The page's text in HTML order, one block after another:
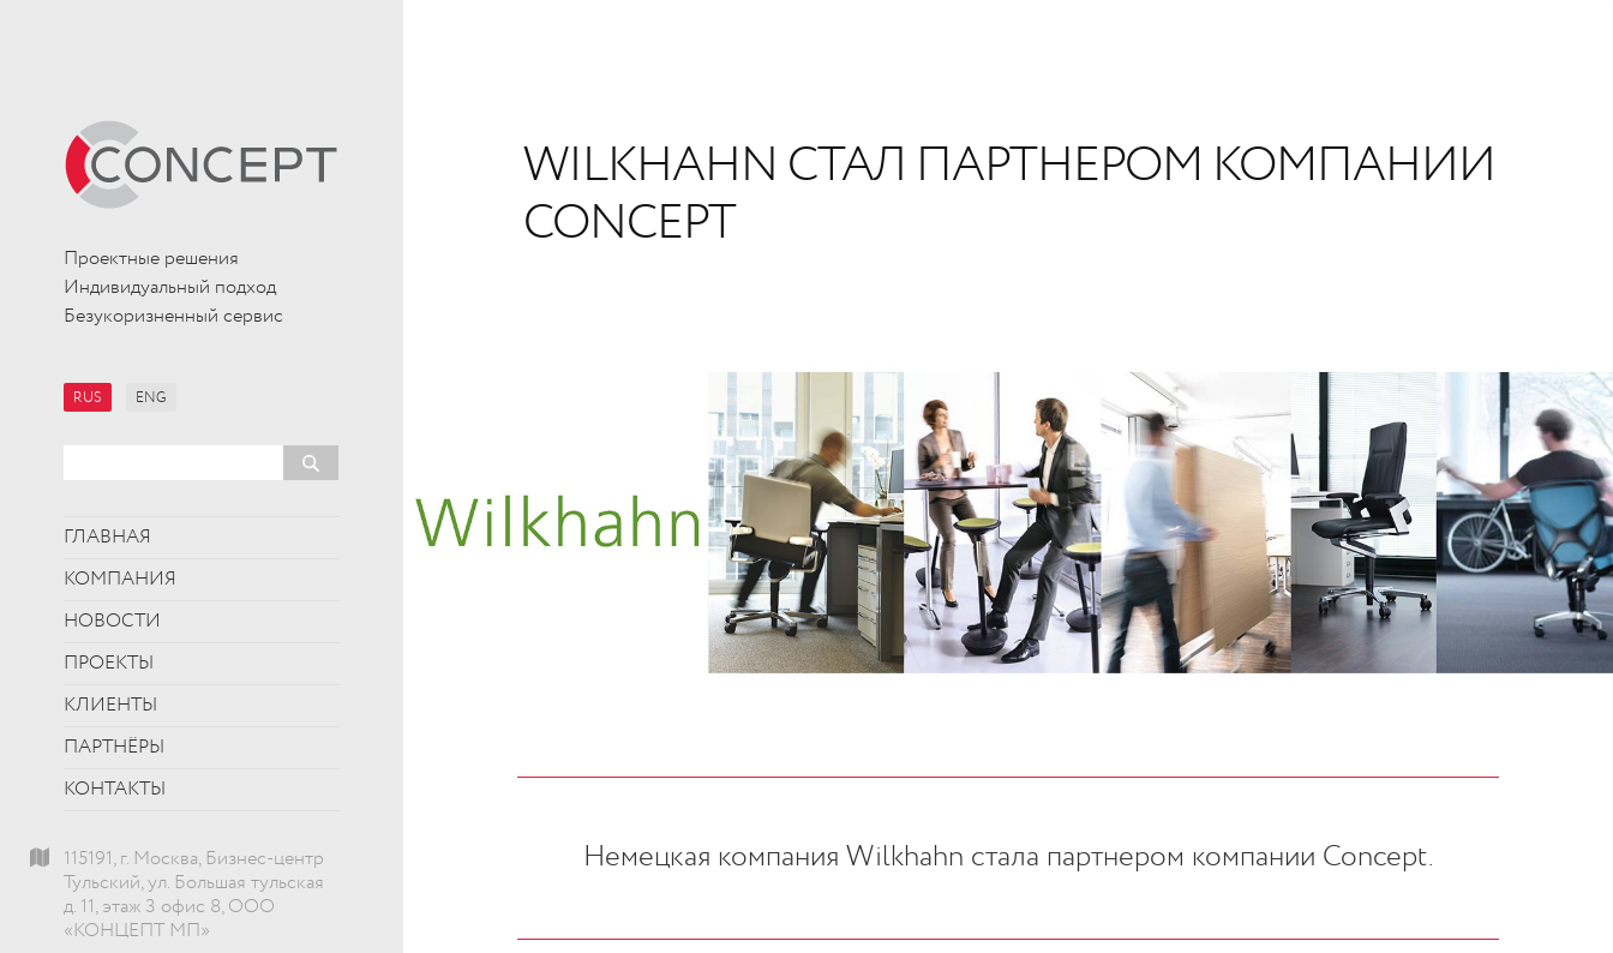
Проектные решения
Индивидуальный подход
Безукоризненный сервис
RUS ENG
ГЛАВНАЯ
КОМПАНИЯ
НОВОСТИ
ПРОЕКТЫ
КЛИЕНТЫ
ПАРТНЁРЫ
КОНТАКТЫ
115191, г. Москва, Бизнес-центр
Тульский, ул. Большая тульская
д. 11, этаж 3 офис 8, ООО
«КОНЦЕПТ МП»
WILKHAHN СТАЛ ПАРТНЕРОМ КОМПАНИИ
CONCEPT
Немецкая компания Wilkhahn стала партнером компании Concept.